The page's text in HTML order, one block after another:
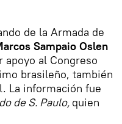
de la Armada de
Sampaio Oslen
al Congreso
brasileño, también
La información fue
de S. Paulo, quien